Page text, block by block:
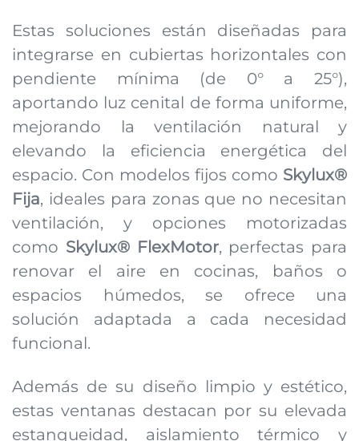
Estas soluciones están diseñadas para
integrarse en cubiertas horizontales con
pendiente mínima (de 0° a 25°),
aportando luz cenital de forma uniforme,
mejorando la ventilación natural y
elevando la eficiencia energética del
espacio. Con modelos fijos como Skylux®
Fija, ideales para zonas que no necesitan
ventilación, y opciones motorizadas
como Skylux® FlexMotor, perfectas para
renovar el aire en cocinas, baños o
espacios húmedos, se ofrece una
solución adaptada a cada necesidad
funcional.
Además de su diseño limpio y estético,
estas ventanas destacan por su elevada
estanqueidad, aislamiento térmico y